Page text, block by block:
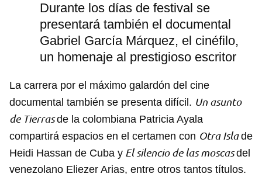
Durante los días de festival se
presentará también el documental
Gabriel García Márquez, el cinéfilo,
un homenaje al prestigioso escritor
La carrera por el máximo galardón del cine
documental también se presenta difícil. Un asunto
de Tierrasde la colombiana Patricia Ayala
compartirá espacios en el certamen con Otra Islade
Heidi Hassan de Cuba y El silencio de las moscasdel
venezolano Eliezer Arias, entre otros tantos títulos.